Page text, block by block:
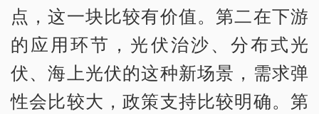
点，这一块比较有价值。第二在下游
的应用环节，光伏治沙、分布式光
伏、海上光伏的这种新场景，需求弹
性会比较大，政策支持比较明确。第